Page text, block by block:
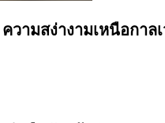
ามสง่างามเหนือกาล